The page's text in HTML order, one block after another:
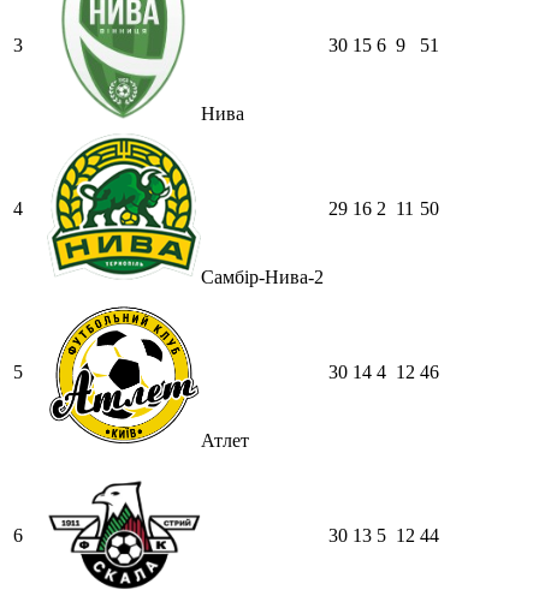
3
Нива
30 15 6 9 51
4
Самбір-Нива-2
29 16 2 11 50
5
Атлет
30 14 4 12 46
6 30 13 5 12 44